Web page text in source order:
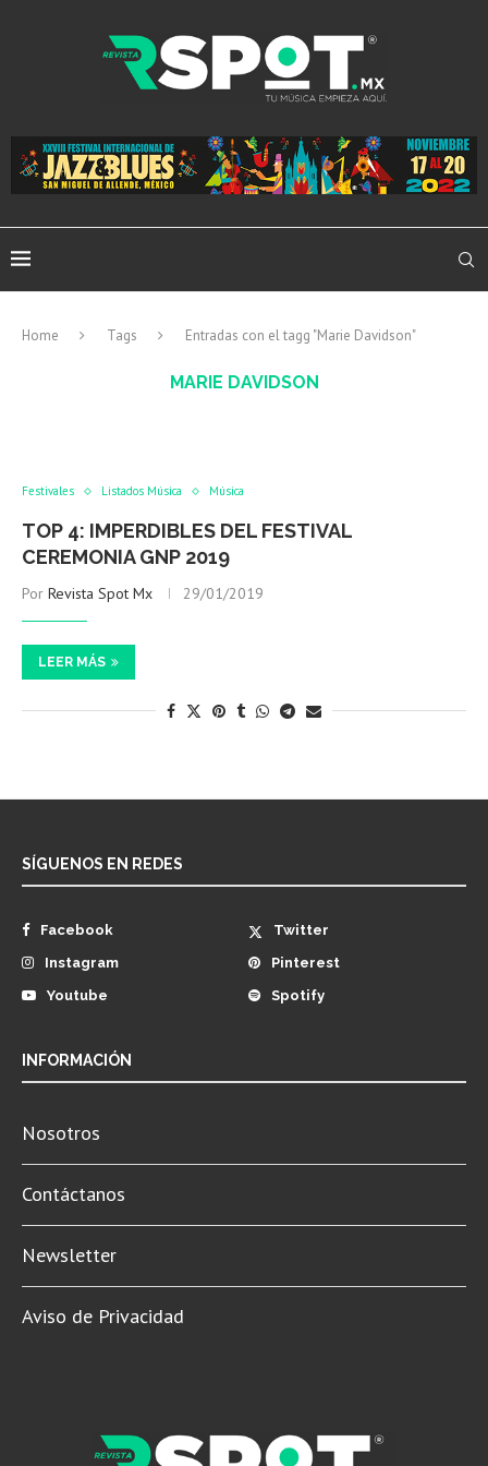
Home Tags Entradas con el tagg "Marie Davidson"
MARIE DAVIDSON
Festivales Listados Música Música
TOP 4: IMPERDIBLES DEL FESTIVAL
CEREMONIA GNP 2019
Por Revista Spot Mx 29/01/2019
LEER MÁS
SÍGUENOS EN REDES
Facebook
Twitter
Instagram
Pinterest
Youtube
Spotify
INFORMACIÓN
Nosotros
Contáctanos
Newsletter
Aviso de Privacidad